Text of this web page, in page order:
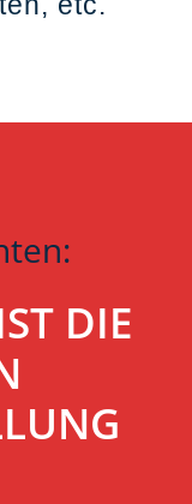
DIE